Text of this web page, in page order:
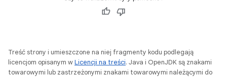
Treść strony i umieszczone na niej fragmenty kodu podlegają
licencjom opisanym wLicencji na treści. Java i OpenJDK są znakami
towarowymi lub zastrzeżonymi znakami towarowymi należącymi do